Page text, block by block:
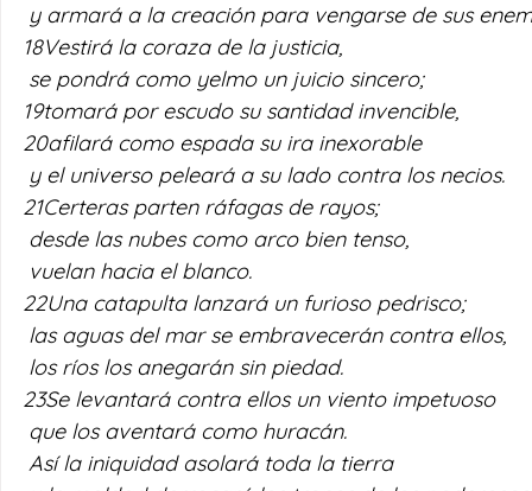
y armará a la creación para vengarse de sus
18Vestirá la coraza de la justicia,
se pondrá como yelmo un juicio sincero;
19tomará por escudo su santidad invencible,
20afilará como espada su ira inexorable
y el universo peleará a su lado contra los necios.
21Certeras parten ráfagas de rayos;
desde las nubes como arco bien tenso,
vuelan hacia el blanco.
22Una catapulta lanzará un furioso pedrisco;
las aguas del mar se embravecerán contra ellos,
los ríos los anegarán sin piedad.
23Se levantará contra ellos un viento impetuoso
que los aventará como huracán.
Así la iniquidad asolará toda la tierra